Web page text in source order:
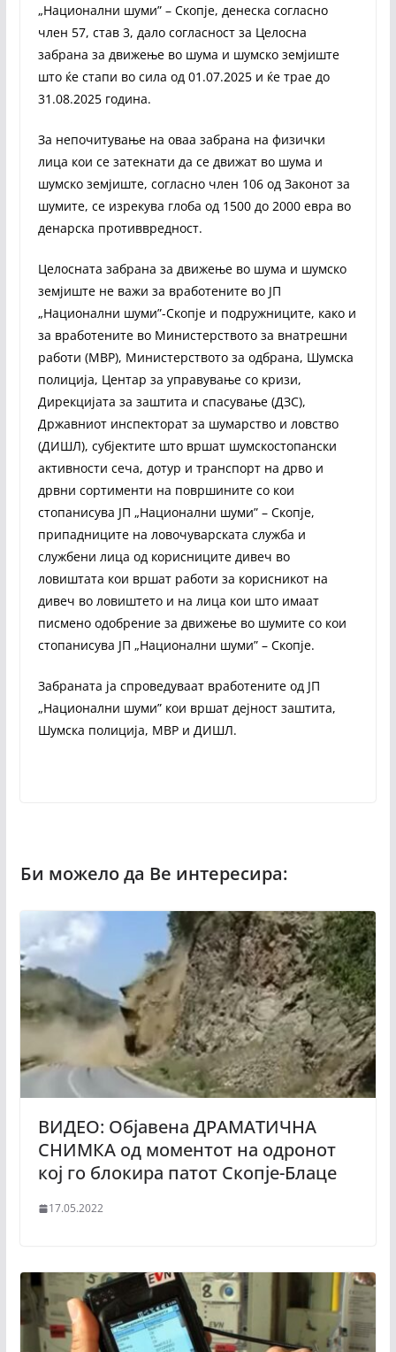
„Национални шуми” – Скопје, денеска согласно
член 57, став 3, дало согласност за Целосна
забрана за движење во шума и шумско земјиште
што ќе стапи во сила од 01.07.2025 и ќе трае до
31.08.2025 година.
За непочитување на оваа забрана на физички
лица кои се затекнати да се движат во шума и
шумско земјиште, согласно член 106 од Законот за
шумите, се изрекува глоба од 1500 до 2000 евра во
денарска противвредност.
Целосната забрана за движење во шума и шумско
земјиште не важи за вработените во ЈП
„Национални шуми”-Скопје и подружниците, како и
за вработените во Министерството за внатрешни
работи (МВР), Министерството за одбрана, Шумска
полиција, Центар за управување со кризи,
Дирекцијата за заштита и спасување (ДЗС),
Државниот инспекторат за шумарство и ловство
(ДИШЛ), субјектите што вршат шумскостопански
активности сеча, дотур и транспорт на дрво и
дрвни сортименти на површините со кои
стопанисува ЈП „Национални шуми” – Скопје,
припадниците на ловочуварската служба и
службени лица од корисниците дивеч во
ловиштата кои вршат работи за корисникот на
дивеч во ловиштето и на лица кои што имаат
писмено одобрение за движење во шумите со кои
стопанисува ЈП „Национални шуми” – Скопје.
Забраната ја спроведуваат вработените од ЈП
„Национални шуми” кои вршат дејност заштита,
Шумска полиција, МВР и ДИШЛ.
ВИДЕО: Објавена ДРАМАТИЧНА
СНИМКА од моментот на одронот
кој го блокира патот Скопје-Блаце
17.05.2022